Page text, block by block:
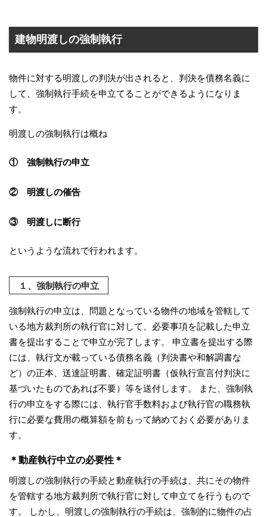
建物明渡しの強制執行
物件に対する明渡しの判決が出されると、判決を債務名義に
して、強制執行手続を申立てることができるようになりま
す。
明渡しの強制執行は概ね
① 強制執行の申立
② 明渡しの催告
③ 明渡しに断行
というような流れで行われます。
１、強制執行の申立
強制執行の申立は、問題となっている物件の地域を管轄して
いる地方裁判所の執行官に対して、必要事項を記載した申立
書を提出することで申立が完了します。 申立書を提出する際
には、執行文が載っている債務名義（判決書や和解調書な
ど）の正本、送達証明書、確定証明書（仮執行宣言付判決に
基づいたものであれば不要）等を送付します。 また、強制執
行の申立をする際には、執行官手数料および執行官の職務執
行に必要な費用の概算額を前もって納めておく必要がありま
す。
＊動産執行中立の必要性＊
明渡しの強制執行の手続と動産執行の手続は、共にその物件
を管轄する地方裁判所で執行官に対して申立てを行うもので
す。 しかし、明渡しの強制執行の手続は、強制的に物件の占